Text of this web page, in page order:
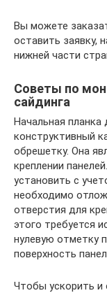
Вы можете
оставить заявку,
нижней части
Советы по
сайдинга
Начальная планка
конструктивный
обрешетку. Она
креплении
установить с
необходимо
отверстия для
этого требуется
нулевую отметку
поверхность
Чтобы ускорить и